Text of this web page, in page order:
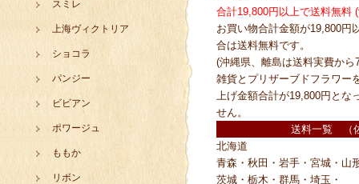
合計19,800円以上で送料無料
お買い物合計金額が19,800円
合は送料無料です。
(沖縄県、離島は送料実費から
雑貨とプリザーブドフラワー
上げ金額合計が19,800円とな
せん。
送料一覧 （
北海道
青森・秋田・岩手・宮城・山
茨城・栃木・群馬・埼玉・
スミレ
上海ヴィクトリア
ショコラ
パンジー
ビビアン
ポワージュ
ももか
リボン